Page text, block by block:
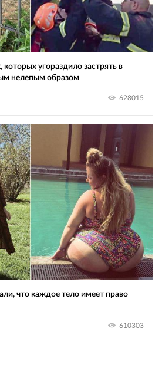
которых угораздило застрять в
нелепым образом
628015
что каждое тело имеет право
610303